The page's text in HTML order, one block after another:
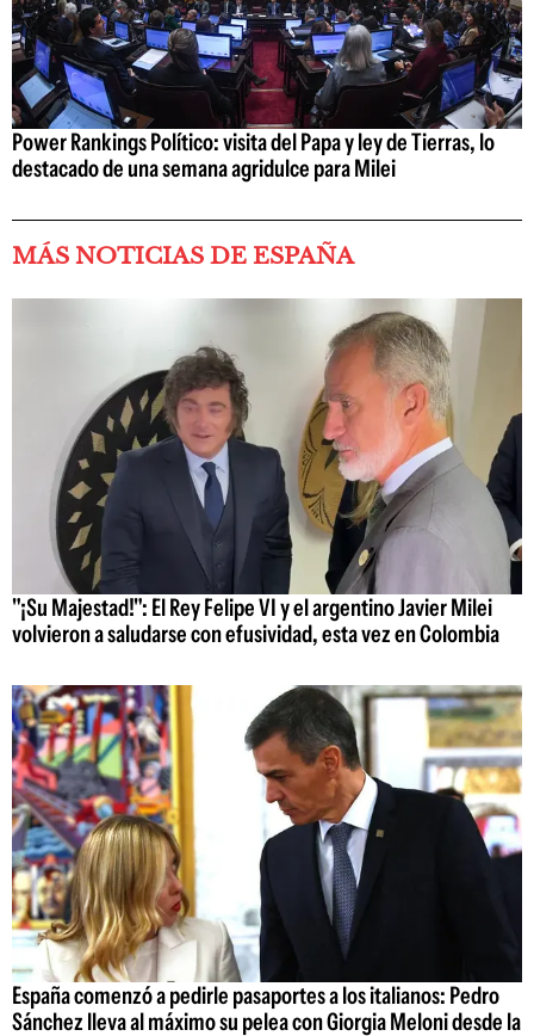
Power Rankings Político: visita del Papa y ley de Tierras, lo
destacado de una semana agridulce para Milei
MÁS NOTICIAS DE ESPAÑA
"¡Su Majestad!": El Rey Felipe VI y el argentino Javier Milei
volvieron a saludarse con efusividad, esta vez en Colombia
España comenzó a pedirle pasaportes a los italianos: Pedro
Sánchez lleva al máximo su pelea con Giorgia Meloni desde la